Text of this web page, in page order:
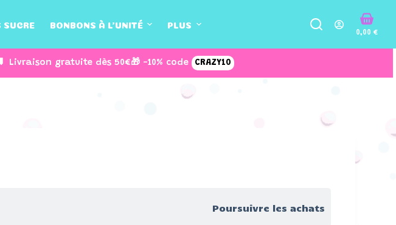
SUCRE BONBONS À L’UNITÉ PLUS
0,00€
Livraison gratuite dès 50€🎁 -10% code CRAZY10
Poursuivre les achats